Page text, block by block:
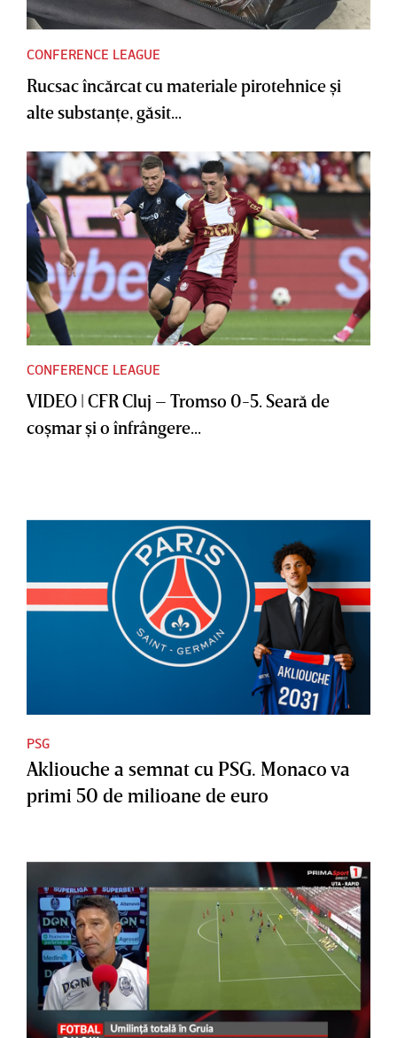
CONFERENCE LEAGUE
Rucsac încărcat cu materiale pirotehnice şi
alte substanţe, găsit...
CONFERENCE LEAGUE
VIDEO | CFR Cluj – Tromso 0-5. Seară de
coşmar şi o înfrângere...
PSG
Akliouche a semnat cu PSG. Monaco va
primi 50 de milioane de euro